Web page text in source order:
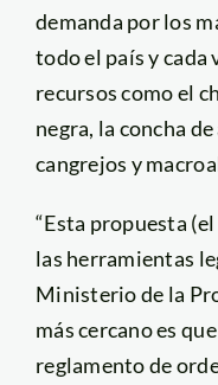
demanda por los
todo el país y cada
recursos como el
negra, la concha
cangrejos y
“Esta propuesta
las herramientas
Ministerio de la
más cercano es
reglamento de